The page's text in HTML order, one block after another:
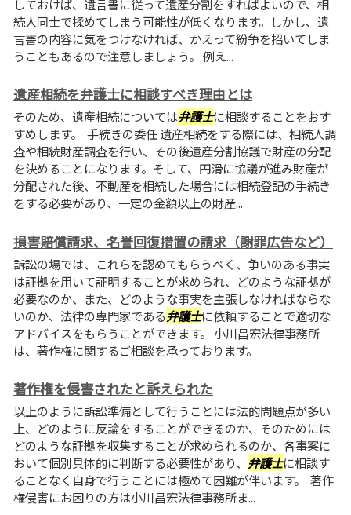
しておけば、遺言書に従って遺産分割をすればよいので、相
続人同士で揉めてしまう可能性が低くなります。しかし、遺
言書の内容に気をつけなければ、かえって紛争を招いてしま
うこともあるので注意しましょう。 例え...
遺産相続を弁護士に相談すべき理由とは
そのため、遺産相続については弁護士に相談することをおす
すめします。 手続きの委任 遺産相続をする際には、相続人調
査や相続財産調査を行い、その後遺産分割協議で財産の分配
を決めることになります。そして、円滑に協議が進み財産が
分配された後、不動産を相続した場合には相続登記の手続き
をする必要があり、一定の金額以上の財産...
損害賠償請求、名誉回復措置の請求（謝罪広告など）
訴訟の場では、これらを認めてもらうべく、争いのある事実
は証拠を用いて証明することが求められ、どのような証拠が
必要なのか、また、どのような事実を主張しなければならな
いのか、法律の専門家である弁護士に依頼することで適切な
アドバイスをもらうことができます。 小川昌宏法律事務所
は、著作権に関するご相談を承っております。
著作権を侵害されたと訴えられた
以上のように訴訟準備として行うことには法的問題点が多い
上、どのように反論をすることができるのか、そのためには
どのような証拠を収集することが求められるのか、各事案に
おいて個別具体的に判断する必要性があり、 弁護士に相談す
ることなく自身で行うことには極めて困難が伴います。 著作
権侵害にお困りの方は小川昌宏法律事務所ま...